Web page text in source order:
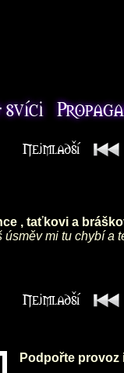
, taťkovi a
mi tu chybí a
Podpořte